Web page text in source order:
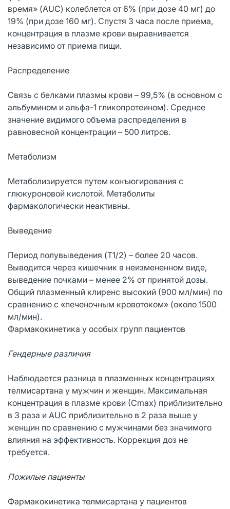
время» (AUC) колеблется от 6% (при дозе 40 мг) до
19% (при дозе 160 мг). Спустя 3 часа после приема,
концентрация в плазме крови выравнивается
независимо от приема пищи.
Распределение
Связь с белками плазмы крови – 99,5% (в основном с
альбумином и альфа-1 гликопротеином). Среднее
значение видимого объема распределения в
равновесной концентрации – 500 литров.
Метаболизм
Метаболизируется путем конъюгирования с
глюкуроновой кислотой. Метаболиты
фармакологически неактивны.
Выведение
Период полувыведения (T1/2) – более 20 часов.
Выводится через кишечник в неизмененном виде,
выведение почками – менее 2% от принятой дозы.
Общий плазменный клиренс высокий (900 мл/мин) по
сравнению с «печеночным кровотоком» (около 1500
мл/мин).
Фармакокинетика у особых групп пациентов
Гендерные различия
Наблюдается разница в плазменных концентрациях
телмисартана у мужчин и женщин. Максимальная
концентрация в плазме крови (Сmax) приблизительно
в 3 раза и AUC приблизительно в 2 раза выше у
женщин по сравнению с мужчинами без значимого
влияния на эффективность. Коррекция доз не
требуется.
Пожилые пациенты
Фармакокинетика телмисартана у пациентов